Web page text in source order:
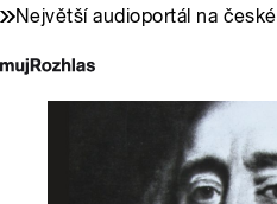
Největší audioportál na